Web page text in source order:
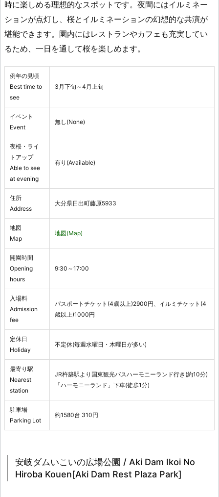
時に楽しめる理想的なスポットです。夜間にはイルミネー
ションが点灯し、桜とイルミネーションの幻想的な共演が
堪能できます。園内にはレストランやカフェも充実してい
るため、一日を通して桜を楽しめます。
例年の見頃
Best time to
see
3月下旬～4月上旬
イベント
Event
無し(None)
夜桜・ライ
トアップ
Able to see
at evening
有り(Available)
住所
Address
大分県日出町藤原5933
地図
Map
地図(Map)
開園時間
Opening
hours
9:30～17:00
入場料
Admission
fee
パスポートチケット(4歳以上)2900円、イルミチケット(4
歳以上)1000円
定休日
Holiday
不定休(毎週水曜日・木曜日が多い)
最寄り駅
Nearest
station
JR杵築駅より国東観光バスハーモニーランド行き(約10分)
「ハーモニーランド」下車(徒歩1分)
駐車場
Parking Lot
約1580台 310円
安岐ダムいこいの広場公園 / Aki Dam Ikoi No
Hiroba Kouen[Aki Dam Rest Plaza Park]